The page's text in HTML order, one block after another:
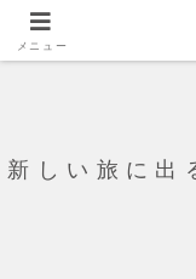
新しい旅に出
メニュー